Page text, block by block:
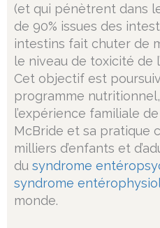
(et qui pénètrent dans
de 90% issues des
intestins fait chuter de
le niveau de toxicité de
Cet objectif est
programme
l’expérience familiale
McBride et sa pratique
milliers d’enfants et
du syndrome
syndrome
monde.